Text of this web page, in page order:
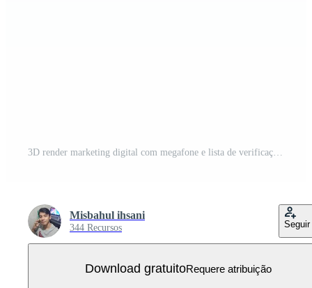
3D render marketing digital com megafone e lista de verificação PNG Grátis
Misbahul ihsani
344 Recursos Seguir
Download gratuitoRequere atribuição